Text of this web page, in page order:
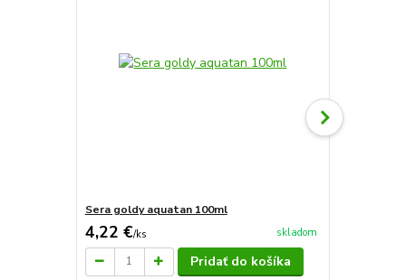
Sera goldy aquatan 100ml
4,22 €/ks skladom
Pridať do košíka